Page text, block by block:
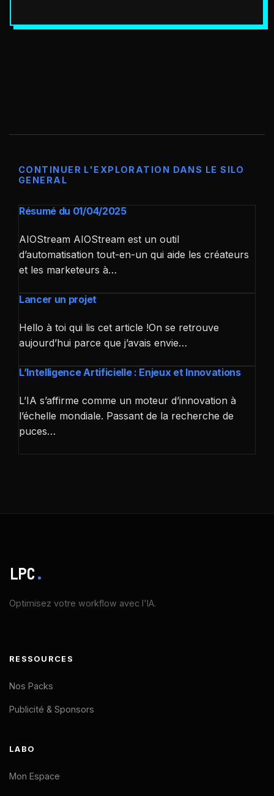
CONTINUER L'EXPLORATION DANS LE SILO
GENERAL
Résumé du 01/04/2025
AIOStream AIOStream est un outil
d’automatisation tout-en-un qui aide les créateurs
et les marketeurs à…
Lancer un projet
Hello à toi qui lis cet article !On se retrouve
aujourd’hui parce que j’avais envie…
L’Intelligence Artificielle : Enjeux et Innovations
L’IA s’affirme comme un moteur d’innovation à
l’échelle mondiale. Passant de la recherche de
puces…
LPC.
Optimisez votre workflow avec l'IA.
RESSOURCES
Nos Packs
Publicité & Sponsors
LABO
Mon Espace